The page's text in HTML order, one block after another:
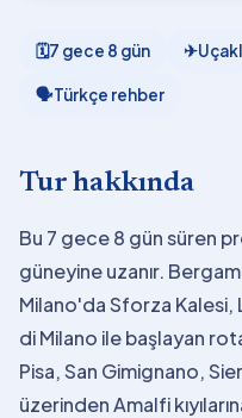
🗓7 gece 8 gün ✈
🗣Türkçe rehber
Tur hakkında
Bu 7 gece 8 gün süren
güneyine uzanır.
Milano'da Sforza Kalesi,
di Milano ile başlayan
Pisa, San Gimignano,
üzerinden Amalfi